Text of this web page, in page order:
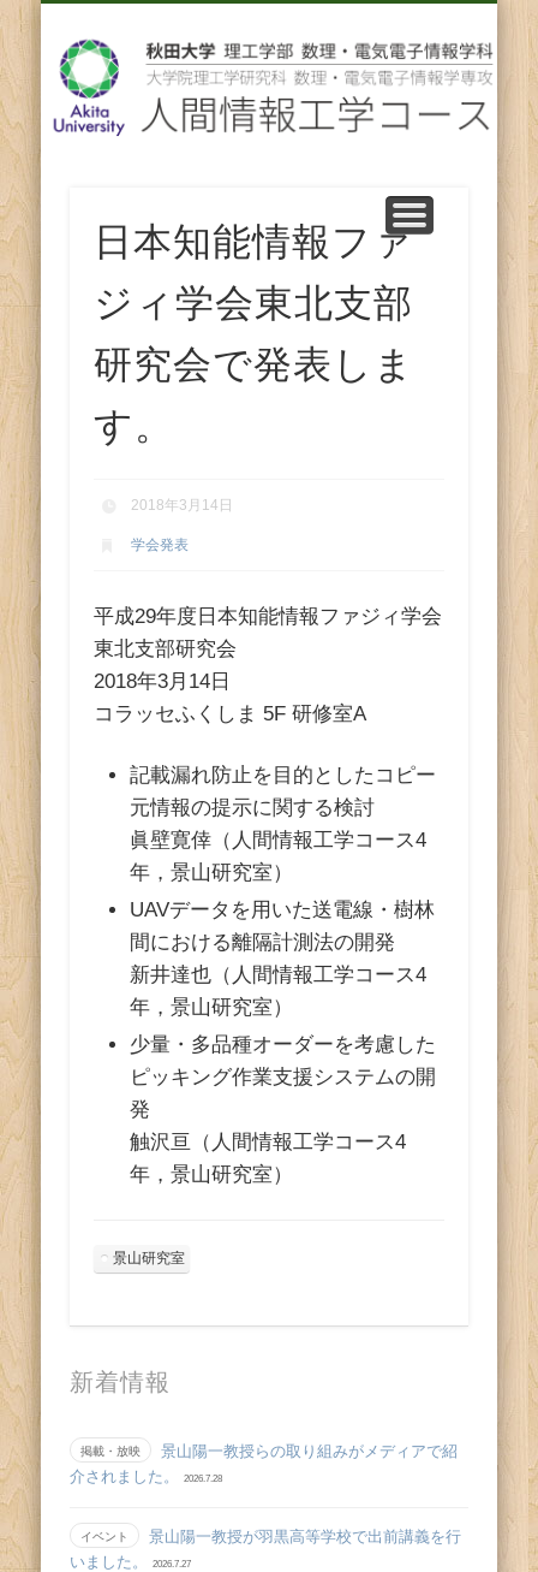
人
間
報
工
学
コ
日本知能情報ファ
ジィ学会東北支部
研究会で発表しま
す。
2018年3月14日
学会発表
平成29年度日本知能情報ファジィ学会
東北支部研究会
2018年3月14日
コラッセふくしま 5F 研修室A
記載漏れ防止を目的としたコピー
元情報の提示に関する検討
眞壁寛倖（人間情報工学コース4
年，景山研究室）
UAVデータを用いた送電線・樹林
間における離隔計測法の開発
新井達也（人間情報工学コース4
年，景山研究室）
少量・多品種オーダーを考慮した
ピッキング作業支援システムの開
発
触沢亘（人間情報工学コース4
年，景山研究室）
景山研究室
新着情報
掲載・放映
景山陽一教授らの取り組みがメディアで紹
介されました。
2026.7.28
イベント
景山陽一教授が羽黒高等学校で出前講義を行
いました。
2026.7.27